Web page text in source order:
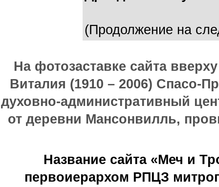
(Продолжение на
На фотозаставке сайта
Виталия (1910 – 2006) Спасо-
духовно-административный
от деревни Мансонвилль,
Название сайта «Меч и
первоиерархом РПЦЗ